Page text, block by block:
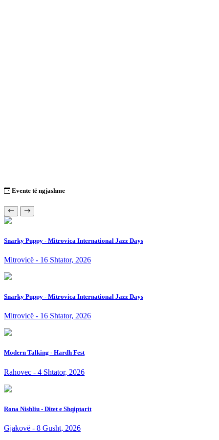
Evente të ngjashme
Snarky Puppy - Mitrovica International Jazz Days
Mitrovicë - 16 Shtator, 2026
Snarky Puppy - Mitrovica International Jazz Days
Mitrovicë - 16 Shtator, 2026
Modern Talking - Hardh Fest
Rahovec - 4 Shtator, 2026
Rona Nishliu - Ditet e Shqiptarit
Gjakovë - 8 Gusht, 2026